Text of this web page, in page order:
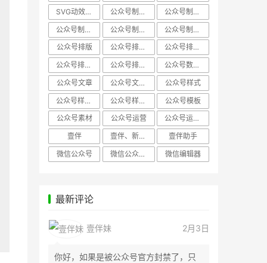
SVG动效样式
公众号制作、公众号排版
公众号制作、公众号模板
公众号制作、微信编辑器
公众号制作，公众号排版
公众号制作，公众号排版、微信编辑器
公众号排版
公众号排版，公众号模板
公众号排版，公众号素材
公众号排版，微信编辑器
公众号排版，排版样式
公众号数据分析
公众号文章
公众号文章、公众号运营
公众号样式
公众号样式，微信公众号排版
公众号样式，微信编辑器
公众号模板
公众号素材
公众号运营
公众号运营，公众号编辑器
壹伴
壹伴、新媒体运营
壹伴助手
微信公众号
微信公众号，样式模板、公众号样式 微信编辑器
最新评论
壹伴妹 2月3日
你好，如果是被公众号官方封禁了，只